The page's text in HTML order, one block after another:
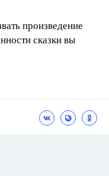
произведение
сказки вы